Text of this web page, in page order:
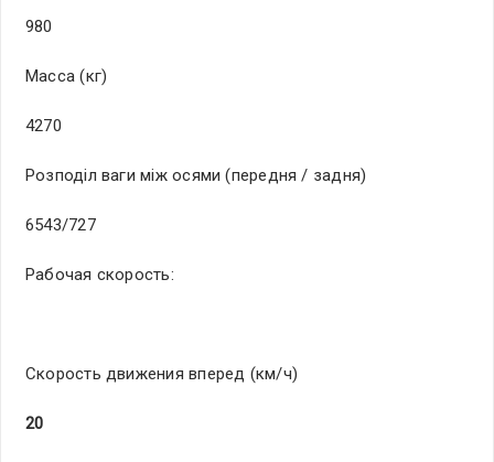
980
Мас­са (кг)
4270
Розподіл ваги між осями (передня / задня)
6543/727
Раб­оча­я ско­рос­ть:
Ско­рос­ть дви­жен­ия впе­ред­ (км/ч)
20